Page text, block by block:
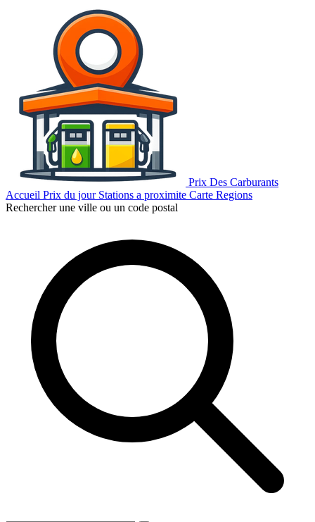
Prix Des Carburants
Accueil Prix du jour Stations a proximite Carte Regions
Rechercher une ville ou un code postal